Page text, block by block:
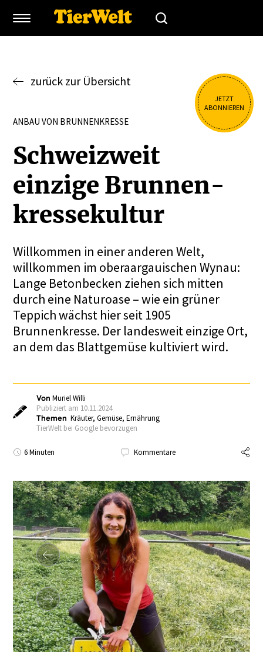
JETZT
ABONNIEREN
zurück zur Übersicht
ANBAU VON BRUNNENKRESSE
Schweizweit
einzige Brunnen­
kres­se­kultur
Willkommen in einer anderen Welt,
willkommen im oberaargauischen Wynau:
Lange Betonbecken ziehen sich mitten
durch eine Naturoase – wie ein grüner
Teppich wächst hier seit 1905
Brunnenkresse. Der landesweit einzige Ort,
an dem das Blattgemüse kultiviert wird.
VonMuriel Willi
Publiziert am 10.11.2024
Themen Kräuter,Gemüse,Ernährung
TierWelt bei Google bevorzugen
6 Minuten Kommentare